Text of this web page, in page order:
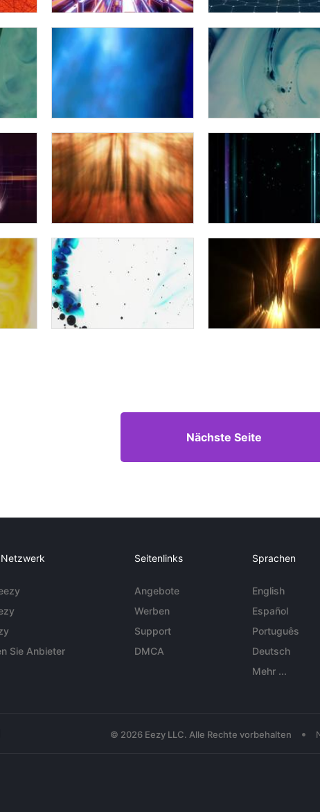
Nächste Seite
Sie Anbieter
Seitenlinks
Angebote
Werben
Support
DMCA
Sprachen
English
Español
Português
Deutsch
Mehr ...
© 2026 Eezy LLC. Alle Rechte vorbehalten •